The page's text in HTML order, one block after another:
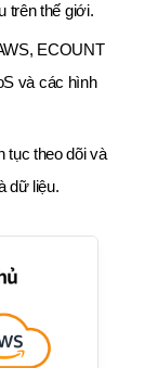
trên thế giới.
ECOUNT
và các hình
tục theo dõi và
dữ liệu.